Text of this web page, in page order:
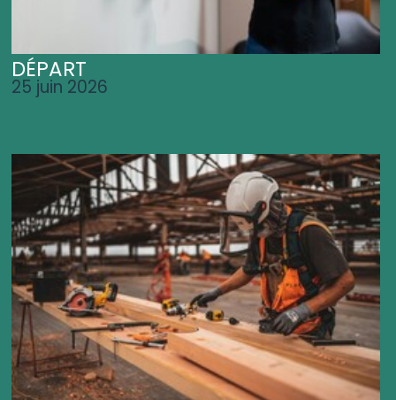
DÉPART
25 juin 2026